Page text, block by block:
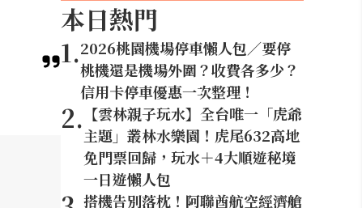
本日熱門
1.2026桃園機場停車懶人包／要停
桃機還是機場外圍？收費各多少？
信用卡停車優惠一次整理！
2. 【雲林親子玩水】全台唯一「虎爺
主題」叢林水樂園！虎尾632高地
免門票回歸，玩水＋4大順遊秘境
一日遊懶人包
搭機告別落枕！阿聯酋航空經濟艙